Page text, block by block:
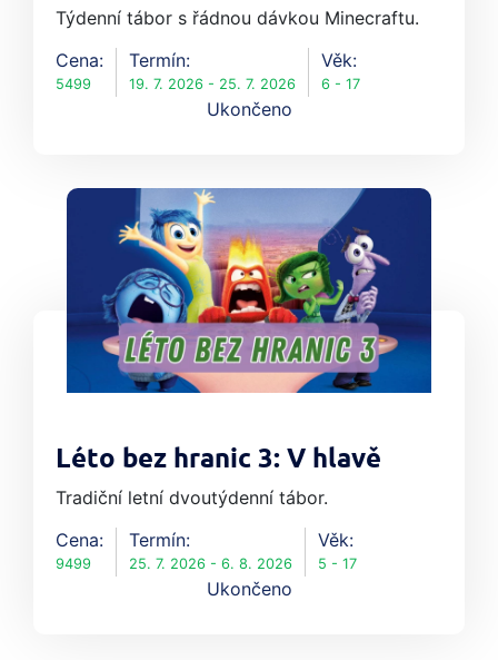
Týdenní tábor s řádnou dávkou Minecraftu.
Cena:
5499
Termín:
19. 7. 2026 - 25. 7. 2026
Věk:
6 - 17
Ukončeno
Léto bez hranic 3: V hlavě
Tradiční letní dvoutýdenní tábor.
Cena:
9499
Termín:
25. 7. 2026 - 6. 8. 2026
Věk:
5 - 17
Ukončeno